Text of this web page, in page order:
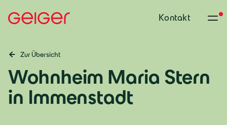
Kontakt
Zur Übersicht
Wohnheim Maria Stern
in Immenstadt